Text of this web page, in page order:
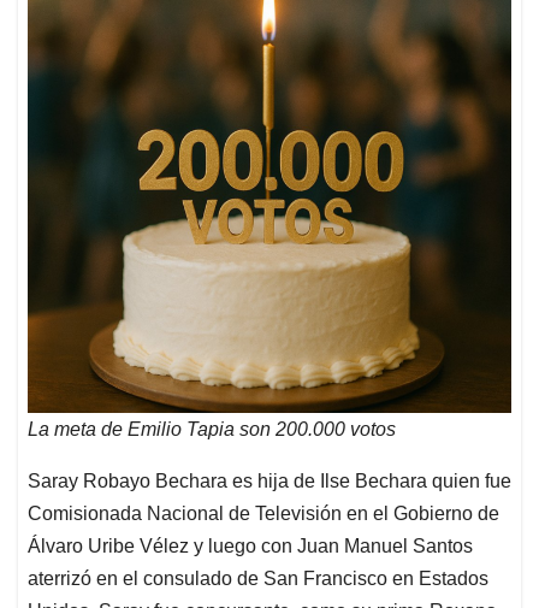
La meta de Emilio Tapia son 200.000 votos
Saray Robayo Bechara es hija de Ilse Bechara quien fue
Comisionada Nacional de Televisión en el Gobierno de
Álvaro Uribe Vélez y luego con Juan Manuel Santos
aterrizó en el consulado de San Francisco en Estados